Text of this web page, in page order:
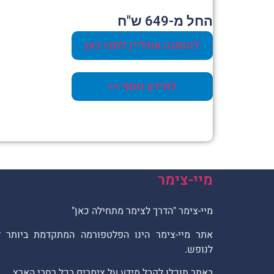
החל מ-649 ש"ח
להזמנה אונליין לחצו כאן
למידע נוסף >>
מיי-צימר
מיי-צימר "הדרך לצימר מתחילה כאן"
אתר מיי-צימר הינו הפלטפורמה המתקדמת
לנופש.